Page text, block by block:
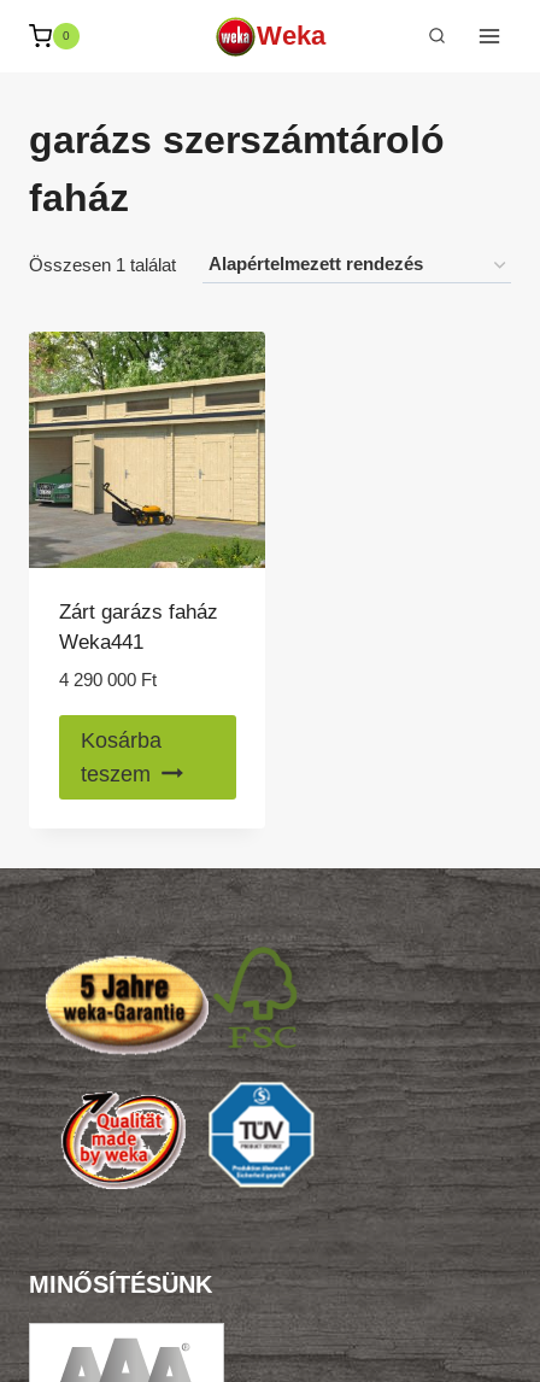
0 Weka
garázs szerszámtároló
faház
Összesen 1 találat
Zárt garázs faház
Weka441
4 290 000 Ft
Kosárba
teszem
MINŐSÍTÉSÜNK